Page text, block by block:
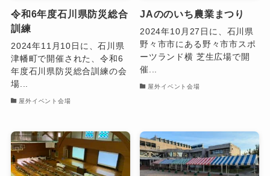
令和6年度石川県防災総合
訓練
2024年11月10日に、石川県
津幡町で開催された、令和6
年度石川県防災総合訓練の会
場...
屋外イベント会場
JAののいち農業まつり
2024年10月27日に、石川県
野々市市にある野々市市スポ
ーツランド横 芝生広場で開
催...
屋外イベント会場